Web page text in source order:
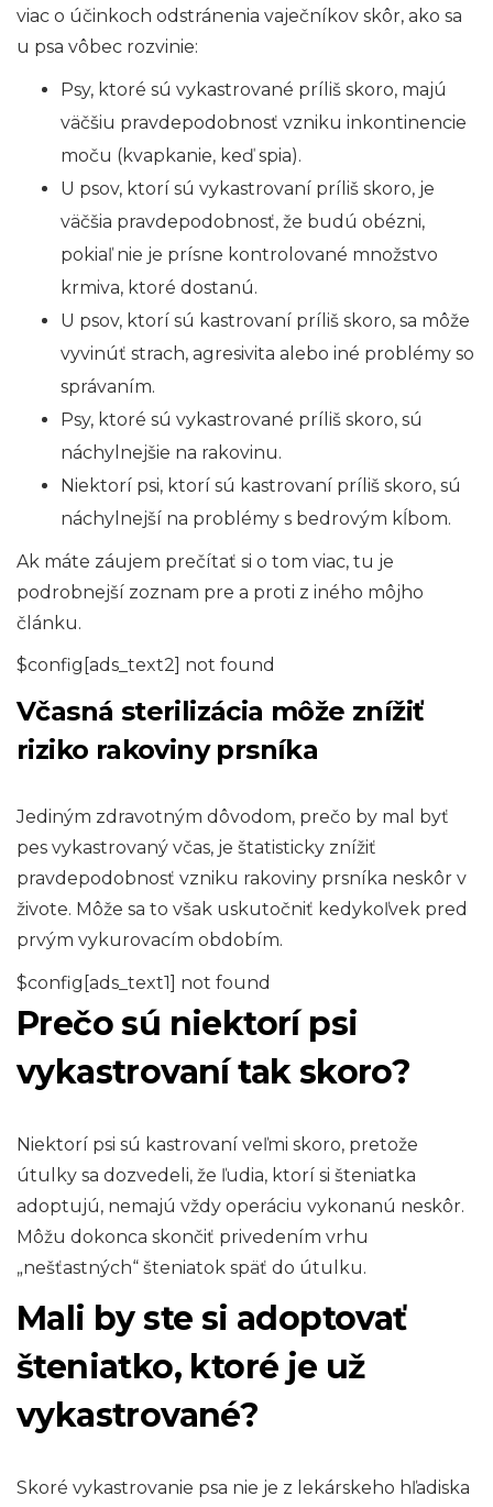
viac o účinkoch odstránenia vaječníkov skôr, ako sa
u psa vôbec rozvinie:
Psy, ktoré sú vykastrované príliš skoro, majú
väčšiu pravdepodobnosť vzniku inkontinencie
moču (kvapkanie, keď spia).
U psov, ktorí sú vykastrovaní príliš skoro, je
väčšia pravdepodobnosť, že budú obézni,
pokiaľ nie je prísne kontrolované množstvo
krmiva, ktoré dostanú.
U psov, ktorí sú kastrovaní príliš skoro, sa môže
vyvinúť strach, agresivita alebo iné problémy so
správaním.
Psy, ktoré sú vykastrované príliš skoro, sú
náchylnejšie na rakovinu.
Niektorí psi, ktorí sú kastrovaní príliš skoro, sú
náchylnejší na problémy s bedrovým kĺbom.
Ak máte záujem prečítať si o tom viac, tu je
podrobnejší zoznam pre a proti z iného môjho
článku.
$config[ads_text2] not found
Včasná sterilizácia môže znížiť
riziko rakoviny prsníka
Jediným zdravotným dôvodom, prečo by mal byť
pes vykastrovaný včas, je štatisticky znížiť
pravdepodobnosť vzniku rakoviny prsníka neskôr v
živote. Môže sa to však uskutočniť kedykoľvek pred
prvým vykurovacím obdobím.
$config[ads_text1] not found
Prečo sú niektorí psi
vykastrovaní tak skoro?
Niektorí psi sú kastrovaní veľmi skoro, pretože
útulky sa dozvedeli, že ľudia, ktorí si šteniatka
adoptujú, nemajú vždy operáciu vykonanú neskôr.
Môžu dokonca skončiť privedením vrhu
„nešťastných“ šteniatok späť do útulku.
Mali by ste si adoptovať
šteniatko, ktoré je už
vykastrované?
Skoré vykastrovanie psa nie je z lekárskeho hľadiska